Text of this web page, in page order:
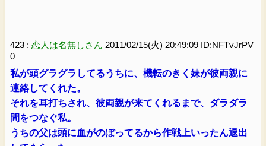
423 : 恋人は名無しさん 2011/02/15(火) 20:49:09 ID:NFTvJrPV
0
私が頭グラグラしてるうちに、機転のきく妹が彼両親に
連絡してくれた。
それを耳打ちされ、彼両親が来てくれるまで、ダラダラ
間をつなぐ私。
うちの父は頭に血がのぼってるから作戦上いったん退出